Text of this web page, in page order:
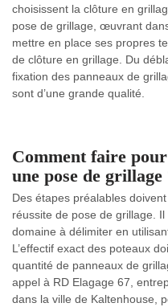
choisissent la clôture en
pose de grillage, œuvrant
mettre en place ses propres
de clôture en grillage. Du
fixation des panneaux de
sont d’une grande qualité.
Comment faire
une pose de grillage
Des étapes préalables
réussite de pose de grillage.
domaine à délimiter en
L’effectif exact des poteaux
quantité de panneaux de
appel à RD Elagage 67,
dans la ville de Kaltenhouse,